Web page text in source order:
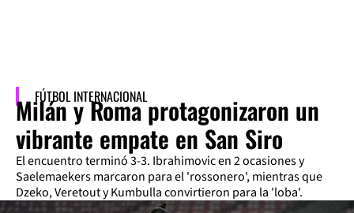
FÚTBOL INTERNACIONAL
Milán y Roma protagonizaron un
vibrante empate en San Siro
El encuentro terminó 3-3. Ibrahimovic en 2 ocasiones y
Saelemaekers marcaron para el 'rossonero', mientras que
Dzeko, Veretout y Kumbulla convirtieron para la 'loba'.